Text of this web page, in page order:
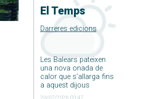
El Temps
Darreres edicions
Les Balears pateixen
una nova onada de
calor que s’allarga fins
a aquest dijous
20/07/2026 03:47